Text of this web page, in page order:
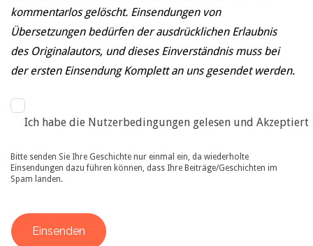
kommentarlos gelöscht. Einsendungen von
Übersetzungen bedürfen der ausdrücklichen Erlaubnis
des Originalautors, und dieses Einverständnis muss bei
der ersten Einsendung Komplett an uns gesendet werden.
Ich habe die Nutzerbedingungen gelesen und Akzeptiert
Bitte senden Sie Ihre Geschichte nur einmal ein, da wiederholte
Einsendungen dazu führen können, dass Ihre Beiträge/Geschichten im
Spam landen.
Einsenden